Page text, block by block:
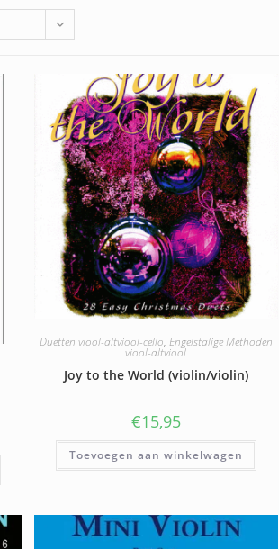
Duetten viool-altviool-cello, Engelstalige Methoden
viool-altviool
Joy to the World (violin/violin)
€15,95
Toevoegen aan winkelwagen